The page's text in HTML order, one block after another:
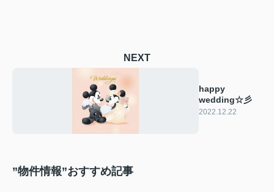
NEXT
happy
wedding☆彡
2022.12.22
”物件情報”おすすめ記事